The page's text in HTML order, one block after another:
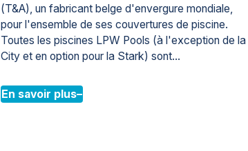
(T&A), un fabricant belge d'envergure mondiale,
pour l'ensemble de ses couvertures de piscine.
Toutes les piscines LPW Pools (à l'exception de la
City et en option pour la Stark) sont...
En savoir plus